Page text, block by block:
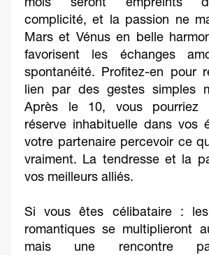
mois seront empreints
complicité, et la passion ne
Mars et Vénus en belle
favorisent les échanges
spontanéité. Profitez-en pour
lien par des gestes simples
Après le 10, vous pourriez
réserve inhabituelle dans vos
votre partenaire percevoir ce
vraiment. La tendresse et la
vos meilleurs alliés.
Si vous êtes célibataire : les
romantiques se multiplieront
mais une rencontre